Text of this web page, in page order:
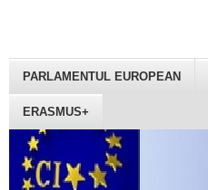
PARLAMENTUL EUROPEAN
ERASMUS+